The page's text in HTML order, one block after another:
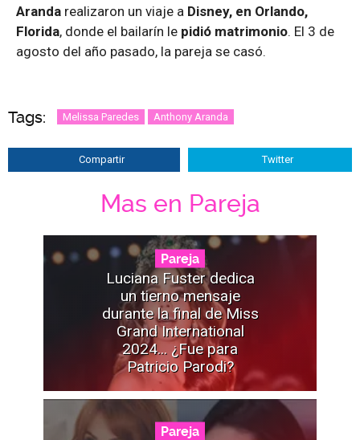
Aranda realizaron un viaje a Disney, en Orlando,
Florida, donde el bailarín le pidió matrimonio. El 3 de
agosto del año pasado, la pareja se casó.
Tags: Melissa Paredes Anthony Aranda
Compartir Twitter
Mas en Pareja
Pareja
Luciana Fuster dedica
un tierno mensaje
durante la final de Miss
Grand International
2024... ¿Fue para
Patricio Parodi?
Pareja